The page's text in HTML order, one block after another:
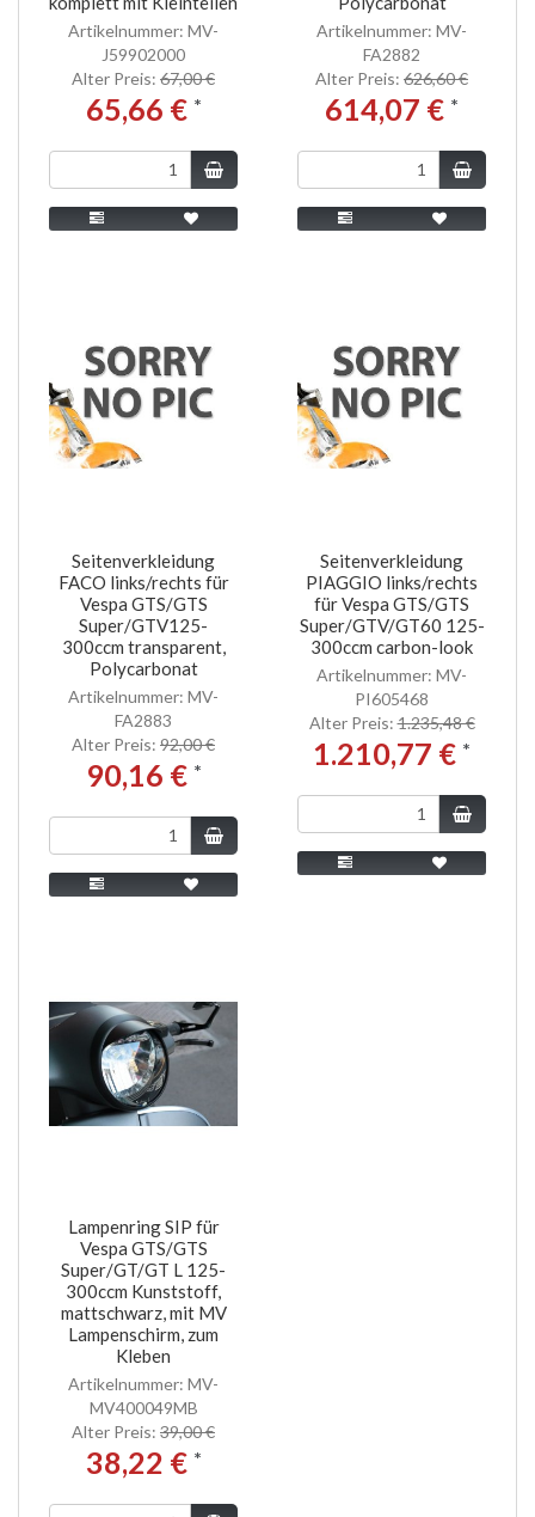
Artikelnummer: MV-
J59902000
Alter Preis: 67,00 €
65,66 € *
Artikelnummer: MV-
FA2882
Alter Preis: 626,60 €
614,07 € *
Seitenverkleidung
FACO links/rechts für
Vespa GTS/GTS
Super/GTV125-
300ccm transparent,
Polycarbonat
Artikelnummer: MV-
FA2883
Alter Preis: 92,00 €
90,16 € *
Seitenverkleidung
PIAGGIO links/rechts
für Vespa GTS/GTS
Super/GTV/GT60 125-
300ccm carbon-look
Artikelnummer: MV-
PI605468
Alter Preis:1.235,48 €
1.210,77 € *
Lampenring SIP für
Vespa GTS/GTS
Super/GT/GT L 125-
300ccm Kunststoff,
mattschwarz, mit MV
Lampenschirm, zum
Kleben
Artikelnummer: MV-
MV400049MB
Alter Preis: 39,00 €
38,22 € *